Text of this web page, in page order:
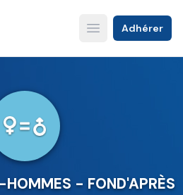
Open main menu
Adhérer
- FOND'APRÈS